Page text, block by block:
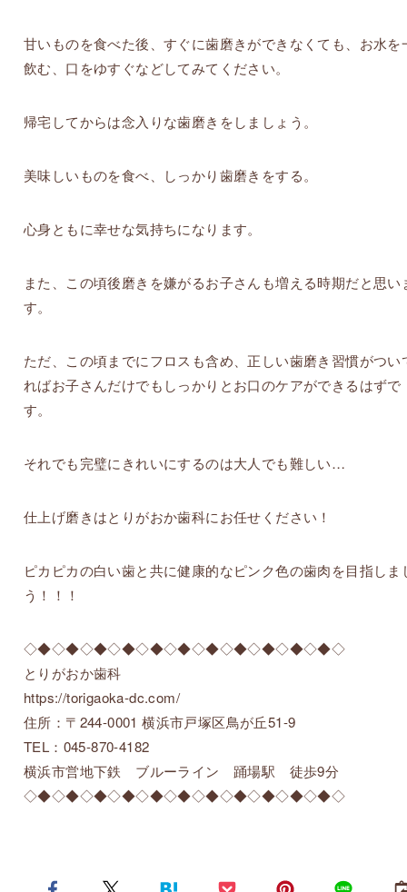
甘いものを食べた後、すぐに歯磨きができなくても、お水を
飲む、口をゆすぐなどしてみてください。
帰宅してからは念入りな歯磨きをしましょう。
美味しいものを食べ、しっかり歯磨きをする。
心身ともに幸せな気持ちになります。
また、この頃後磨きを嫌がるお子さんも増える時期だと思い
す。
ただ、この頃までにフロスも含め、正しい歯磨き習慣がつい
ればお子さんだけでもしっかりとお口のケアができるはずで
す。
それでも完璧にきれいにするのは大人でも難しい…
仕上げ磨きはとりがおか歯科にお任せください！
ピカピカの白い歯と共に健康的なピンク色の歯肉を目指しま
う！！！
◇◆◇◆◇◆◇◆◇◆◇◆◇◆◇◆◇◆◇◆◇◆◇
とりがおか歯科
https://torigaoka-dc.com/
住所：〒244-0001 横浜市戸塚区鳥が丘51-9
TEL：045-870-4182
横浜市営地下鉄 ブルーライン 踊場駅 徒歩9分
◇◆◇◆◇◆◇◆◇◆◇◆◇◆◇◆◇◆◇◆◇◆◇